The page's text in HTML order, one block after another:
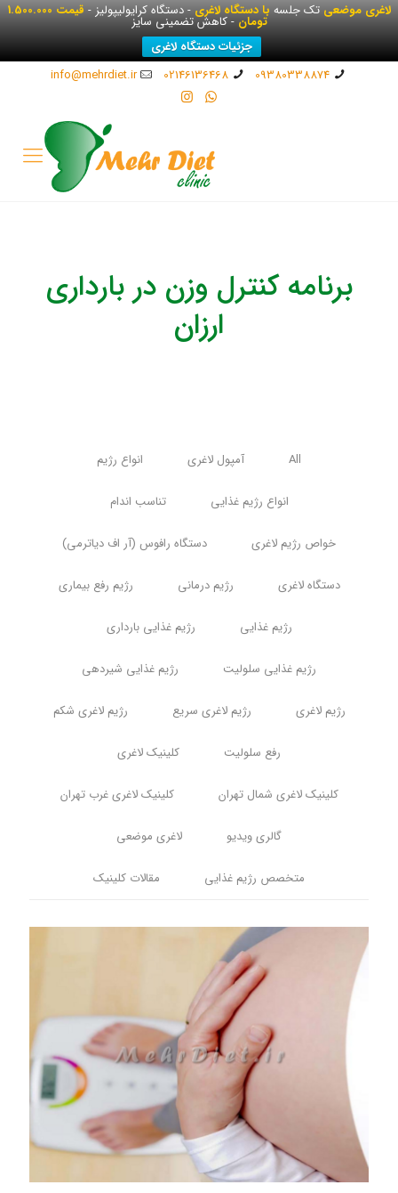
لاغری موضعیتک جلسهبا دستگاه لاغری- دستگاه کرایولیپولیز - قیمت 1.500.000
تومان- کاهش تضمینی سایز
جزئیات دستگاه لاغری
09380338874
02146136468
info@mehrdiet.ir
برنامه کنترل وزن در بارداری
ارزان
All آمپول لاغری انواع رژیم
انواع رژیم غذایی تناسب اندام
خواص رژیم لاغری دستگاه رافوس (آر اف دیاترمی)
دستگاه لاغری رژیم درمانی رژیم رفع بیماری
رژیم غذایی رژیم غذایی بارداری
رژیم غذایی سلولیت رژیم غذایی شیردهی
رژیم لاغری رژیم لاغری سریع رژیم لاغری شکم
رفع سلولیت کلینیک لاغری
کلینیک لاغری شمال تهران کلینیک لاغری غرب تهران
گالری ویدیو لاغری موضعی
متخصص رژیم غذایی مقالات کلینیک